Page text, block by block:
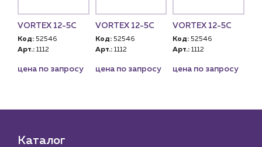
VORTEX 12-5C
Код: 52546
Арт.: 1112
цена по запросу
VORTEX 12-5C
Код: 52546
Арт.: 1112
цена по запросу
VORTEX 12-5C
Код: 52546
Арт.: 1112
цена по запросу
Каталог